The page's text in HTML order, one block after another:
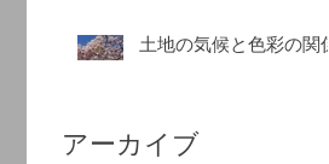
土地の気候と色彩の関係
アーカイブ